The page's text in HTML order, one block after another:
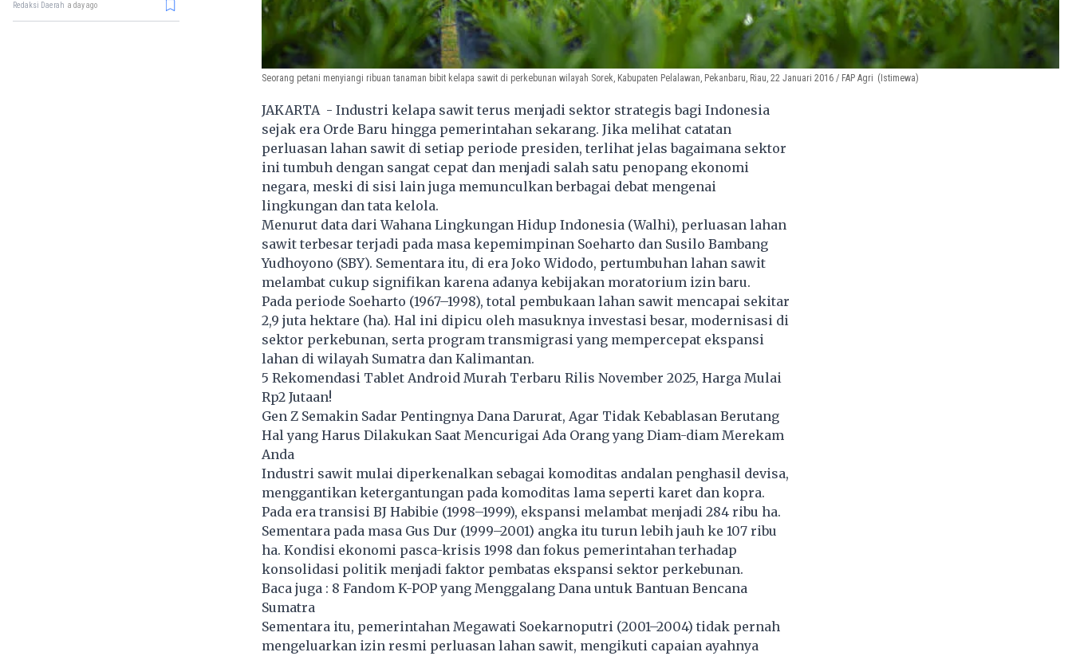
Redaksi Daerah a day ago
Seorang petani menyiangi ribuan tanaman bibit kelapa sawit di perkebunan wilayah Sorek, Kabupaten Pelalawan, Pekanbaru, Riau, 22 Januari 2016 / FAP Agri (Istimewa)
JAKARTA - Industri kelapa sawit terus menjadi sektor strategis bagi Indonesia
sejak era Orde Baru hingga pemerintahan sekarang. Jika melihat catatan
perluasan lahan sawit di setiap periode presiden, terlihat jelas bagaimana sektor
ini tumbuh dengan sangat cepat dan menjadi salah satu penopang ekonomi
negara, meski di sisi lain juga memunculkan berbagai debat mengenai
lingkungan dan tata kelola.
Menurut data dari Wahana Lingkungan Hidup Indonesia (Walhi), perluasan lahan
sawit terbesar terjadi pada masa kepemimpinan Soeharto dan Susilo Bambang
Yudhoyono (SBY). Sementara itu, di era Joko Widodo, pertumbuhan lahan sawit
melambat cukup signifikan karena adanya kebijakan moratorium izin baru.
Pada periode Soeharto (1967–1998), total pembukaan lahan sawit mencapai sekitar
2,9 juta hektare (ha). Hal ini dipicu oleh masuknya investasi besar, modernisasi di
sektor perkebunan, serta program transmigrasi yang mempercepat ekspansi
lahan di wilayah Sumatra dan Kalimantan.
5 Rekomendasi Tablet Android Murah Terbaru Rilis November 2025, Harga Mulai
Rp2 Jutaan!
Gen Z Semakin Sadar Pentingnya Dana Darurat, Agar Tidak Kebablasan Berutang
Hal yang Harus Dilakukan Saat Mencurigai Ada Orang yang Diam-diam Merekam
Anda
Industri sawit mulai diperkenalkan sebagai komoditas andalan penghasil devisa,
menggantikan ketergantungan pada komoditas lama seperti karet dan kopra.
Pada era transisi BJ Habibie (1998–1999), ekspansi melambat menjadi 284 ribu ha.
Sementara pada masa Gus Dur (1999–2001) angka itu turun lebih jauh ke 107 ribu
ha. Kondisi ekonomi pasca-krisis 1998 dan fokus pemerintahan terhadap
konsolidasi politik menjadi faktor pembatas ekspansi sektor perkebunan.
Baca juga : 8 Fandom K-POP yang Menggalang Dana untuk Bantuan Bencana
Sumatra
Sementara itu, pemerintahan Megawati Soekarnoputri (2001–2004) tidak pernah
mengeluarkan izin resmi perluasan lahan sawit, mengikuti capaian ayahnya